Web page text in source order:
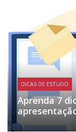
DICAS DE ESTUDO
Aprenda 7